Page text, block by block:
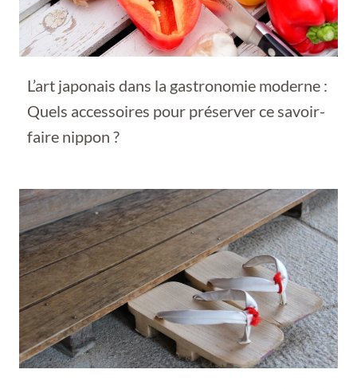
L’art japonais dans la gastronomie moderne :
Quels accessoires pour préserver ce savoir-
faire nippon ?